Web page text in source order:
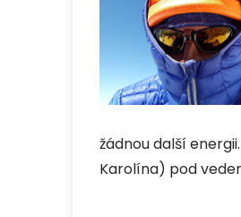
žádnou další
Karolína) pod